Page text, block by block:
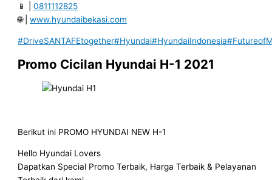
📱 |0811112825
🌐 |www.hyundaibekasi.com
#DriveSANTAFEtogether#Hyundai#HyundaiIndonesia
Promo Cicilan Hyundai H-1 2021
Berikut ini PROMO HYUNDAI NEW H-1
Hello Hyundai Lovers
Dapatkan Special Promo Terbaik, Harga Terbaik & Pelayanan